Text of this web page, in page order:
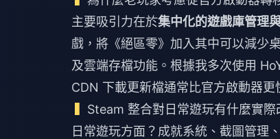
主要吸引力在於集中化的遊戲庫管理
戲，將《絕區零》加入其中可以減少
及雲端存檔功能。根據我多次使用
CDN 下載更新檔通常比官方啟動器更
Steam 整合對日常遊玩有什麼實際
日常遊玩方面？成就系統、截圖管理